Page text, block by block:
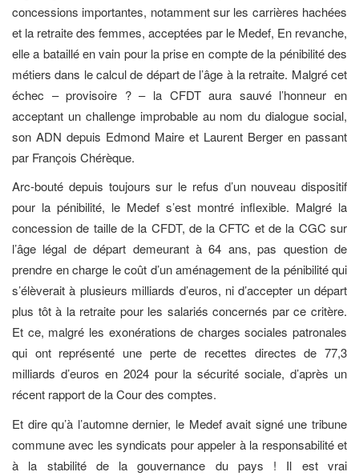
concessions importantes, notamment sur les carrières hachées
et la retraite des femmes, acceptées par le Medef, En revanche,
elle a bataillé en vain pour la prise en compte de la pénibilité des
métiers dans le calcul de départ de l’âge à la retraite. Malgré cet
échec – provisoire ? – la CFDT aura sauvé l’honneur en
acceptant un challenge improbable au nom du dialogue social,
son ADN depuis Edmond Maire et Laurent Berger en passant
par François Chérèque.
Arc-bouté depuis toujours sur le refus d’un nouveau dispositif
pour la pénibilité, le Medef s’est montré inflexible. Malgré la
concession de taille de la CFDT, de la CFTC et de la CGC sur
l’âge légal de départ demeurant à 64 ans, pas question de
prendre en charge le coût d’un aménagement de la pénibilité qui
s’élèverait à plusieurs milliards d’euros, ni d’accepter un départ
plus tôt à la retraite pour les salariés concernés par ce critère.
Et ce, malgré les exonérations de charges sociales patronales
qui ont représenté une perte de recettes directes de 77,3
milliards d’euros en 2024 pour la sécurité sociale, d’après un
récent rapport de la Cour des comptes.
Et dire qu’à l’automne dernier, le Medef avait signé une tribune
commune avec les syndicats pour appeler à la responsabilité et
à la stabilité de la gouvernance du pays ! Il est vrai